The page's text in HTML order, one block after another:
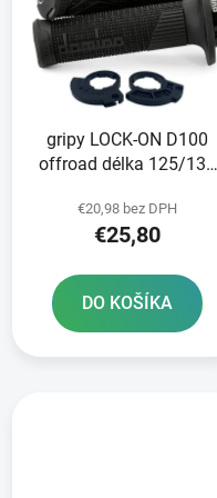
gripy LOCK-ON D100
offroad délka 125/130
černé
€20,98 bez DPH
€25,80
DO KOŠÍKA